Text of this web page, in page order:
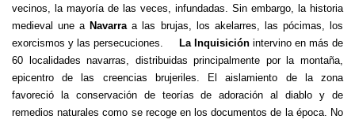
vecinos, la mayoría de las veces, infundadas. Sin embargo, la historia
medieval une a Navarraa las brujas, los akelarres, las pócimas, los
exorcismos y las persecuciones. La Inquisición intervino en más de
60 localidades navarras, distribuidas principalmente por la montaña,
epicentro de las creencias brujeriles. El aislamiento de la zona
favoreció la conservación de teorías de adoración al diablo y de
remedios naturales como se recoge en los documentos de la época. No